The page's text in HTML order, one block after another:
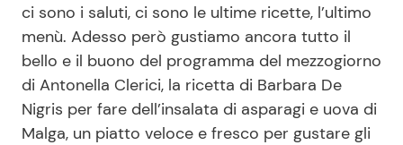
Salute
Viaggi e Turismo
Festività
Ricette Facili e Veloci
Ricette Feste
Ricette per Bambini
ci sono i saluti, ci sono le ultime ricette, l’ultimo
menù. Adesso però gustiamo ancora tutto il
bello e il buono del programma del mezzogiorno
di Antonella Clerici, la ricetta di Barbara De
Nigris per fare dell’insalata di asparagi e uova di
Malga, un piatto veloce e fresco per gustare gli